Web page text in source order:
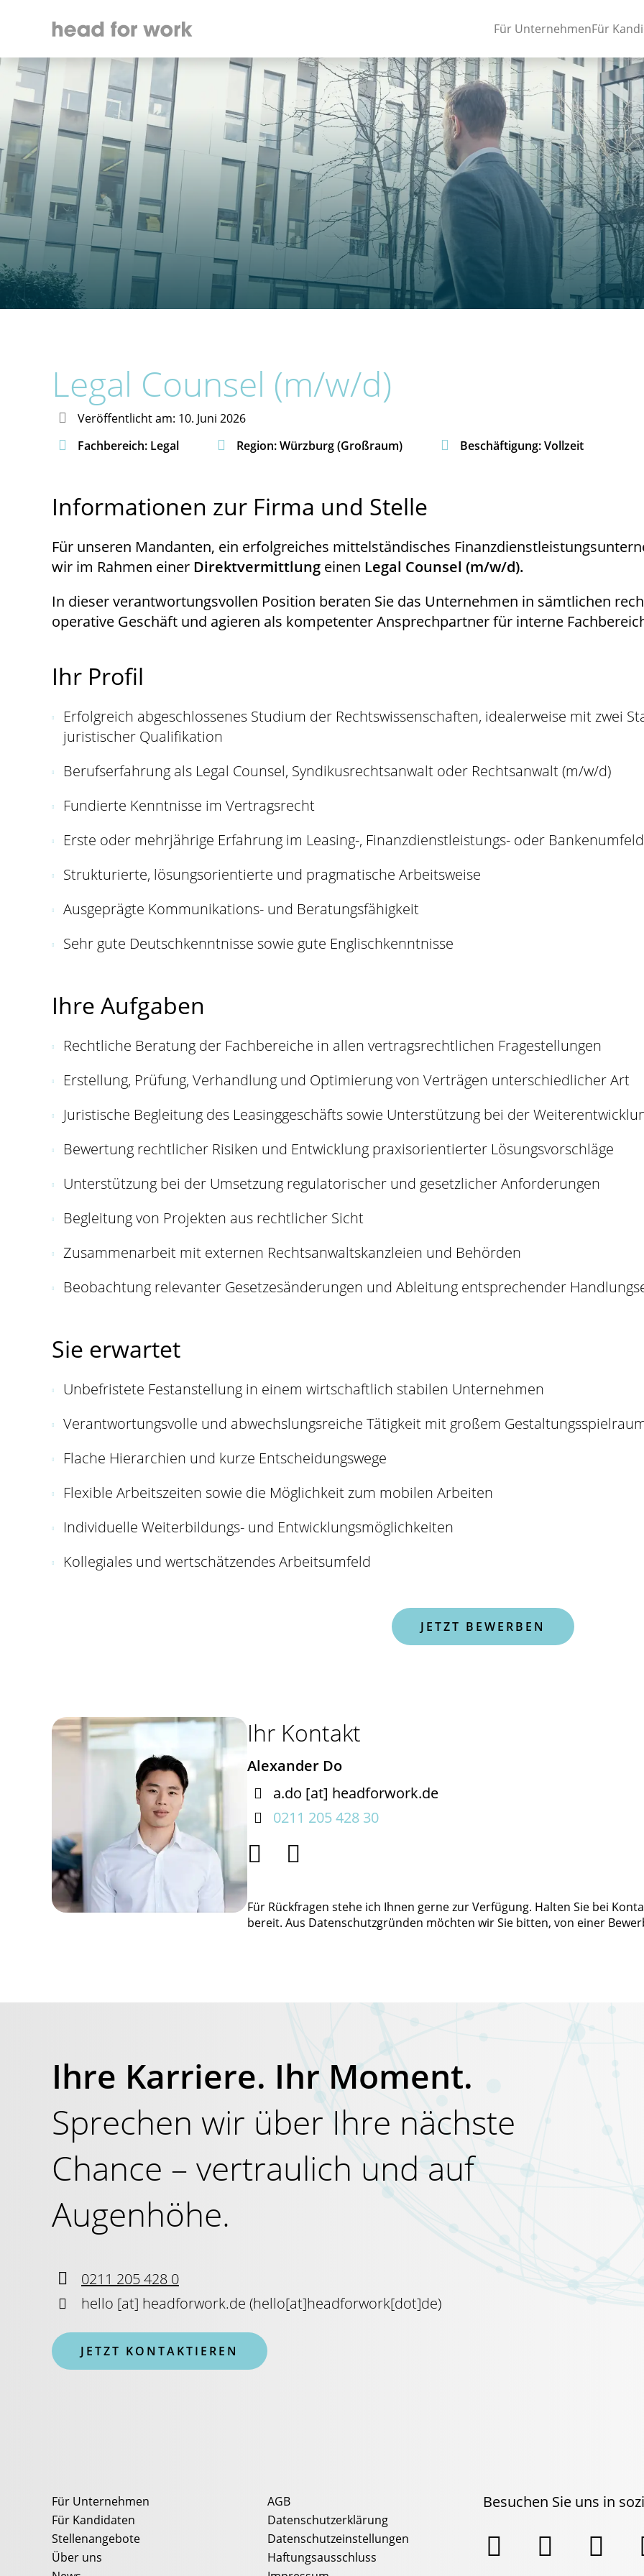
Für UnternehmenFür
Legal Counsel (m/w/d)
 Veröffentlicht am: 10. Juni 2026
 Fachbereich: Legal  Region: Würzburg (Großraum)  Beschäftigung: Vollzeit
Informationen zur Firma und Stelle
Für unseren Mandanten, ein erfolgreiches mittelständisches
wir im Rahmen einer Direktvermittlung einen Legal Counsel (m/w/d).
In dieser verantwortungsvollen Position beraten Sie das Unternehmen in sämtlichen
operative Geschäft und agieren als kompetenter Ansprechpartner für interne
Ihr Profil
Erfolgreich abgeschlossenes Studium der Rechtswissenschaften, idealerweise mit zwei
juristischer Qualifikation
Berufserfahrung als Legal Counsel, Syndikusrechtsanwalt oder Rechtsanwalt (m/w/d)
Fundierte Kenntnisse im Vertragsrecht
Erste oder mehrjährige Erfahrung im Leasing-, Finanzdienstleistungs- oder
Strukturierte, lösungsorientierte und pragmatische Arbeitsweise
Ausgeprägte Kommunikations- und Beratungsfähigkeit
Sehr gute Deutschkenntnisse sowie gute Englischkenntnisse
Ihre Aufgaben
Rechtliche Beratung der Fachbereiche in allen vertragsrechtlichen Fragestellungen
Erstellung, Prüfung, Verhandlung und Optimierung von Verträgen unterschiedlicher Art
Juristische Begleitung des Leasinggeschäfts sowie Unterstützung bei der
Bewertung rechtlicher Risiken und Entwicklung praxisorientierter Lösungsvorschläge
Unterstützung bei der Umsetzung regulatorischer und gesetzlicher Anforderungen
Begleitung von Projekten aus rechtlicher Sicht
Zusammenarbeit mit externen Rechtsanwaltskanzleien und Behörden
Beobachtung relevanter Gesetzesänderungen und Ableitung entsprechender
Sie erwartet
Unbefristete Festanstellung in einem wirtschaftlich stabilen Unternehmen
Verantwortungsvolle und abwechslungsreiche Tätigkeit mit großem
Flache Hierarchien und kurze Entscheidungswege
Flexible Arbeitszeiten sowie die Möglichkeit zum mobilen Arbeiten
Individuelle Weiterbildungs- und Entwicklungsmöglichkeiten
Kollegiales und wertschätzendes Arbeitsumfeld
JETZT BEWERBEN
Ihr Kontakt
Alexander Do

a.do [at] headforwork.de

0211 205 428 30
 
Für Rückfragen stehe ich Ihnen gerne zur Verfügung. Halten Sie bei
bereit. Aus Datenschutzgründen möchten wir Sie bitten, von einer
Ihre Karriere. Ihr Moment.
Sprechen wir über Ihre nächste
Chance – vertraulich und auf
Augenhöhe.

0211 205 428 0

hello [at] headforwork.de (hello[at]headforwork[dot]de)
JETZT KONTAKTIEREN
Für Unternehmen
Für Kandidaten
Stellenangebote
Über uns
AGB
Datenschutzerklärung
Datenschutzeinstellungen
Haftungsausschluss
Besuchen Sie uns in
  